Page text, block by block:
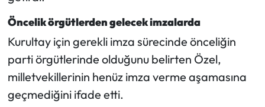
Öncelik örgütlerden gelecek imzalarda
Kurultay için gerekli imza sürecinde önceliğin
parti örgütlerinde olduğunu belirten Özel,
milletvekillerinin henüz imza verme aşamasına
geçmediğini ifade etti.
Turizm
Uğurludağ Haberleri
Yaşam